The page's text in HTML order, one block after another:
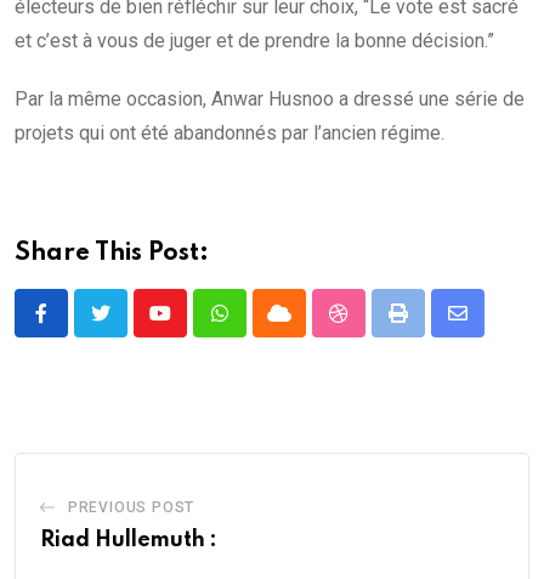
électeurs de bien réfléchir sur leur choix, “Le vote est sacré
et c’est à vous de juger et de prendre la bonne décision.”
Par la même occasion, Anwar Husnoo a dressé une série de
projets qui ont été abandonnés par l’ancien régime.
Share This Post:
YoutubeWhatsappCloud StumbleUpon
Print
Share
PREVIOUS POST
Riad Hullemuth :